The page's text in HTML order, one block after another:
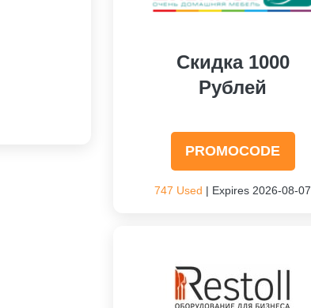
Скидка 1000
Рублей
PROMOCODE
747 Used | Expires 2026-08-07